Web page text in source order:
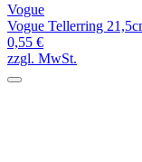
Vogue
Vogue Tellerring
0,55 €
zzgl. MwSt.